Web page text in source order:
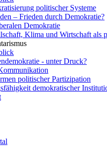
politischer Systeme
– Frieden durch Demokratie?
Demokratie
Klima und Wirtschaft als
- unter Druck?
politischer Partizipation
demokratischer